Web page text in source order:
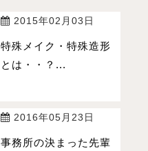
2015年02月03日
特殊メイク・特殊造形
とは・・？...
2016年05月23日
事務所の決まった先輩